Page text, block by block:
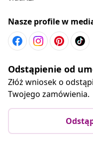
Nasze profile w
Odstąpienie od
Złóż wniosek o
Twojego zamówienia.